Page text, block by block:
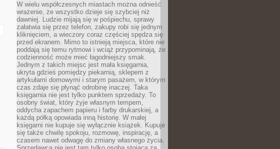
W wielu współczesnych miastach można odnieść
wrażenie, że wszystko dzieje się szybciej niż
dawniej. Ludzie mijają się w pośpiechu, sprawy
załatwia się przez telefon, zakupy robi się jednym
kliknięciem, a wieczory coraz częściej spędza się
przed ekranem. Mimo to istnieją miejsca, które nie
poddają się temu rytmowi i wciąż przypominają, że
codzienność może mieć łagodniejszy smak.
Jednym z takich miejsc jest mała księgarnia,
ukryta gdzieś pomiędzy piekarnią, sklepem z
artykułami domowymi i starym pasażem, w którym
czas zdaje się płynąć odrobinę inaczej. Taka
księgarnia nie jest tylko punktem sprzedaży. To
osobny świat, który żyje własnym tempem,
oddycha zapachem papieru i farby drukarskiej, a
każdą półką opowiada inną historię. W małej
księgarni nie kupuje się wyłącznie książek. Kupuje
się także chwilę spokoju, rozmowę, inspirację, a
czasem nawet odwagę do zmiany własnego życia.